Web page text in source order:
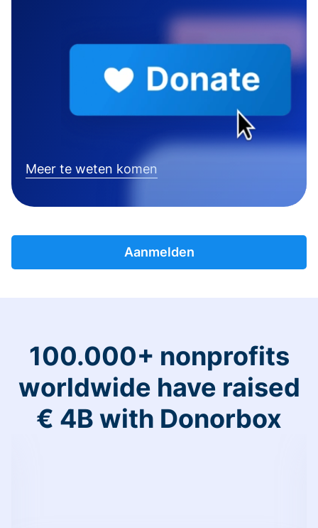
Meer te weten komen
Aanmelden
100.000+ nonprofits
worldwide have raised
€ 4B with Donorbox